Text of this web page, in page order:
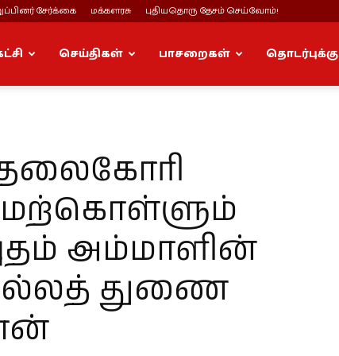
சேர்க்கை மக்களரசு புதியதொரு தேசம் செய்வோம்!
செய்திகள் பாசறைகள் தொடர்புக்கு
அம்மாளின்
துணை